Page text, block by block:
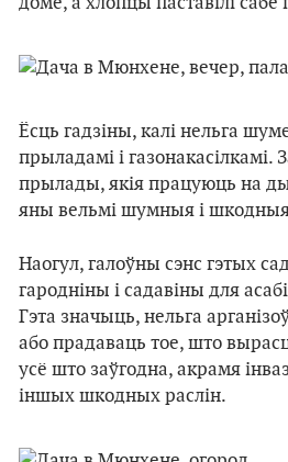
Ёсць гадзіны, калі нельга
прыладамі і газонакасілкамі.
прылады, якія працуюць на
яны вельмі шумныя і
Наогул, галоўны сэнс гэтых
гародніны і садавіны для
Гэта значыць, нельга
або прадаваць тое, што
усё што заўгодна, акрамя
іншых шкодных раслін.